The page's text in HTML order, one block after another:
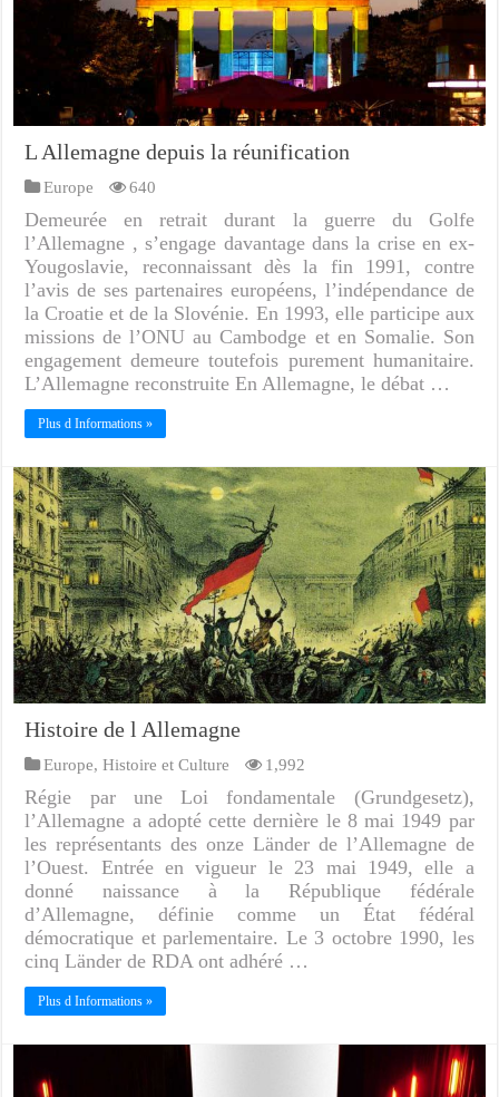
L Allemagne depuis la réunification
Europe 640
Demeurée en retrait durant la guerre du Golfe
l’Allemagne , s’engage davantage dans la crise en ex-
Yougoslavie, reconnaissant dès la fin 1991, contre
l’avis de ses partenaires européens, l’indépendance de
la Croatie et de la Slovénie. En 1993, elle participe aux
missions de l’ONU au Cambodge et en Somalie. Son
engagement demeure toutefois purement humanitaire.
L’Allemagne reconstruite En Allemagne, le débat …
Plus d Informations »
Histoire de l Allemagne
Europe,Histoire et Culture 1,992
Régie par une Loi fondamentale (Grundgesetz),
l’Allemagne a adopté cette dernière le 8 mai 1949 par
les représentants des onze Länder de l’Allemagne de
l’Ouest. Entrée en vigueur le 23 mai 1949, elle a
donné naissance à la République fédérale
d’Allemagne, définie comme un État fédéral
démocratique et parlementaire. Le 3 octobre 1990, les
cinq Länder de RDA ont adhéré …
Plus d Informations »